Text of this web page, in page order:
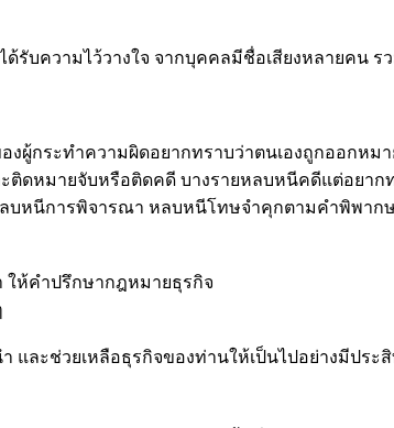
รับความไว้วางใจ จากบุคคลมีชื่อเสียงหลายคน
ผู้กระทำความผิดอยากทราบว่าตนเองถูกออกหม
ะติดหมายจับหรือติดคดี บางรายหลบหนีคดีแต่อย
หนีการพิจารณา หลบหนีโทษจำคุกตามคำพิพาก
ห้คำปรึกษากฎหมายธุรกิจ
ละช่วยเหลือธุรกิจของท่านให้เป็นไปอย่างมีปร